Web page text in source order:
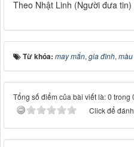
Theo Nhật Linh (Người đưa tin)
Từ khóa: may mắn, gia đình,
Tổng số điểm của bài viết là: 0 trong
Click để